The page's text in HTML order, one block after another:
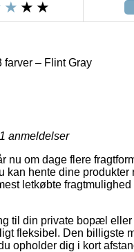
farver – Flint Gray
anmeldelser
nu om dage flere
kan hente dine
letkøbte
til din private bopæl
fleksibel. Den billigste
opholder dig i kort